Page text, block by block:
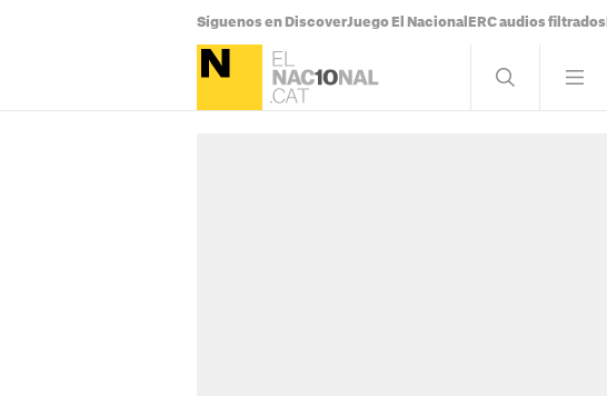
Síguenos en DiscoverJuego El Nacional ERC audios filtrados